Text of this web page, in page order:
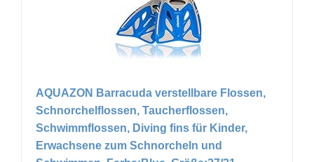
AQUAZON Barracuda verstellbare Flossen,
Schnorchelflossen, Taucherflossen,
Schwimmflossen, Diving fins für Kinder,
Erwachsene zum Schnorcheln und